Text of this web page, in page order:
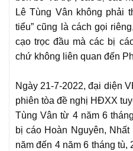
Lê Tùng Vân không phải
tiểu” cũng là cách gọi
cạo trọc đầu mà các bị
chứ không liên quan đến
Ngày 21-7-2022, đại diện
phiên tòa đề nghị HĐXX
Tùng Vân từ 4 năm 6
bị cáo Hoàn Nguyên,
năm đến 4 năm 6 tháng